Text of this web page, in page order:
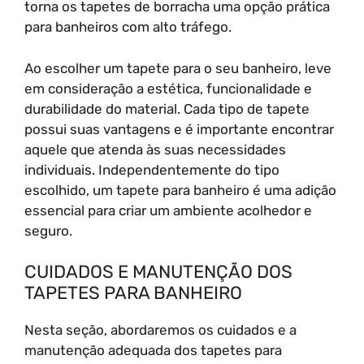
torna os tapetes de borracha uma opção prática
para banheiros com alto tráfego.
Ao escolher um tapete para o seu banheiro, leve
em consideração a estética, funcionalidade e
durabilidade do material. Cada tipo de tapete
possui suas vantagens e é importante encontrar
aquele que atenda às suas necessidades
individuais. Independentemente do tipo
escolhido, um tapete para banheiro é uma adição
essencial para criar um ambiente acolhedor e
seguro.
CUIDADOS E MANUTENÇÃO DOS
TAPETES PARA BANHEIRO
Nesta seção, abordaremos os cuidados e a
manutenção adequada dos tapetes para